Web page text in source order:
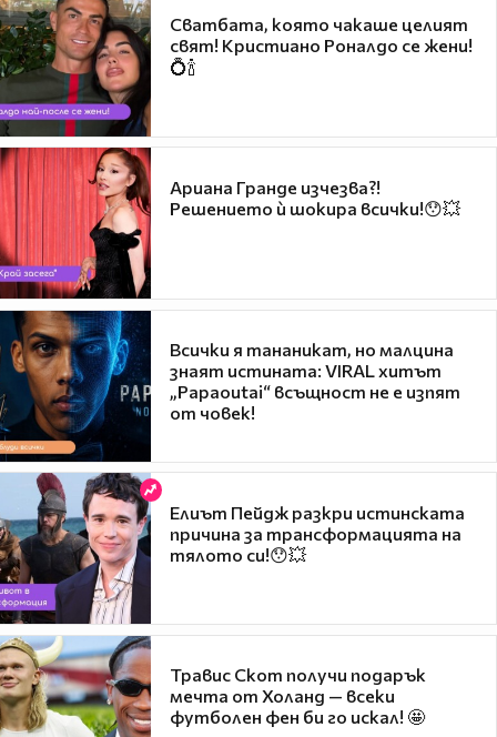
Сватбата, която чакаше целият
свят! Кристиано Роналдо се жени!
💍🍾
Ариана Гранде изчезва?!
Решението ѝ шокира всички!😯💥
Всички я тананикат, но малцина
знаят истината: VIRAL хитът
„Papaoutai“ всъщност не е изпят
от човек!
Елиът Пейдж разкри истинската
причина за трансформацията на
тялото си!😯💥
Травис Скот получи подарък
мечта от Холанд — всеки
футболен фен би го искал! 🤩